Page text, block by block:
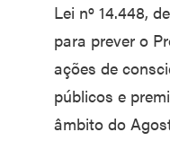
Lei nº 14.448,
para prever o
ações de
públicos e
âmbito do